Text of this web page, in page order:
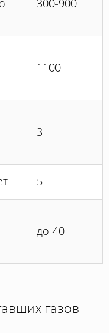
1100
3
5
до 40
газов